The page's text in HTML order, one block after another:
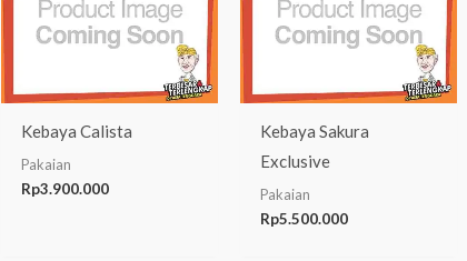
Kebaya Calista
Pakaian
Rp3.900.000
Kebaya Sakura
Exclusive
Pakaian
Rp5.500.000